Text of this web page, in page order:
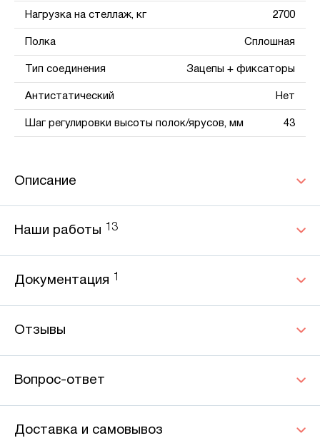
Нагрузка на стеллаж, кг 2700
Полка Сплошная
Тип соединения Зацепы + фиксаторы
Антистатический Нет
Шаг регулировки высоты полок/ярусов, мм 43
Описание
Наши работы 13
Документация 1
Отзывы
Вопрос-ответ
Доставка и самовывоз